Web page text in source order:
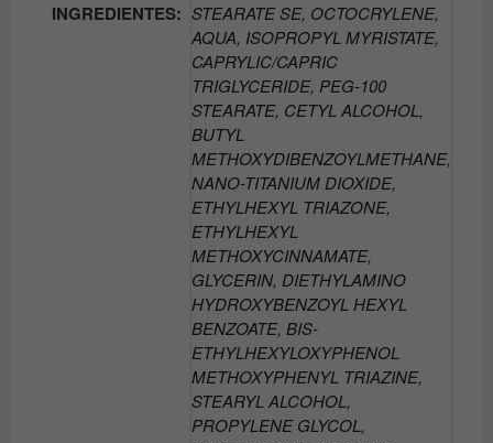
INGREDIENTES: STEARATE SE, OCTOCRYLENE,
AQUA, ISOPROPYL MYRISTATE,
CAPRYLIC/CAPRIC
TRIGLYCERIDE, PEG-100
STEARATE, CETYL ALCOHOL,
BUTYL
METHOXYDIBENZOYLMETHANE,
NANO-TITANIUM DIOXIDE,
ETHYLHEXYL TRIAZONE,
ETHYLHEXYL
METHOXYCINNAMATE,
GLYCERIN, DIETHYLAMINO
HYDROXYBENZOYL HEXYL
BENZOATE, BIS-
ETHYLHEXYLOXYPHENOL
METHOXYPHENYL TRIAZINE,
STEARYL ALCOHOL,
PROPYLENE GLYCOL,